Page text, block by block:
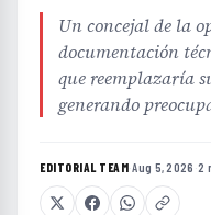
Un concejal de la
documentación
que reemplazaría
generando
EDITORIAL TEAM·Aug 5, 2026 ·2